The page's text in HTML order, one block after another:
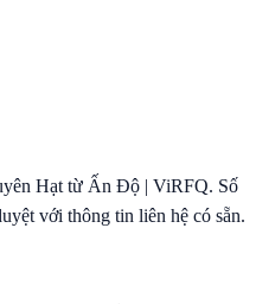
Hạt từ Ấn Độ | ViRFQ. Số
với thông tin liên hệ có sẵn.